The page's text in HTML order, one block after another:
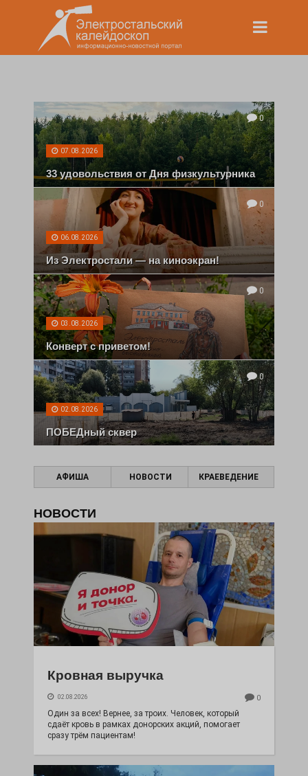
0
07.08.2026
33 удовольствия от Дня физкультурника
0
06.08.2026
Из Электростали — на киноэкран!
0
03.08.2026
Конверт с приветом!
0
02.08.2026
ПОБЕДный сквер
АФИША НОВОСТИ КРАЕВЕДЕНИЕ
НОВОСТИ
Кровная выручка
02.08.2026 0
Один за всех! Вернее, за троих. Человек, который
сдаёт кровь в рамках донорских акций, помогает
сразу трём пациентам!